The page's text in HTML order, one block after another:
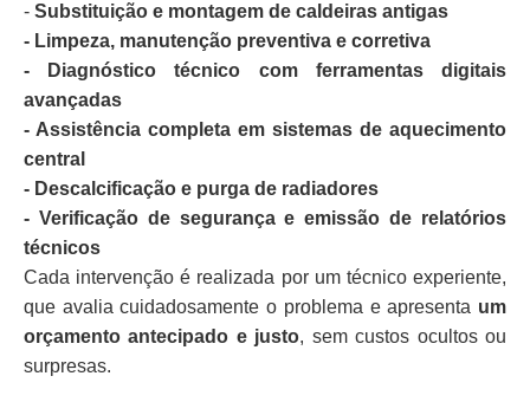
- Substituição e montagem de caldeiras antigas
- Limpeza, manutenção preventiva e corretiva
- Diagnóstico técnico com ferramentas digitais
avançadas
- Assistência completa em sistemas de aquecimento
central
- Descalcificação e purga de radiadores
- Verificação de segurança e emissão de relatórios
técnicos
Cada intervenção é realizada por um técnico experiente,
que avalia cuidadosamente o problema e apresenta um
orçamento antecipado e justo, sem custos ocultos ou
surpresas.